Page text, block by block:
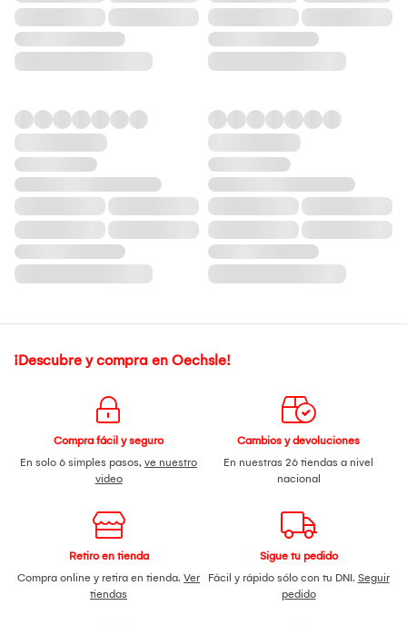
¡Descubre y compra en Oechsle!
Compra fácil y seguro
En solo 6 simples pasos, ve nuestro
video
Cambios y devoluciones
En nuestras 26 tiendas a nivel
nacional
Retiro en tienda
Compra online y retira en tienda. Ver
tiendas
Sigue tu pedido
Fácil y rápido sólo con tu DNI. Seguir
pedido